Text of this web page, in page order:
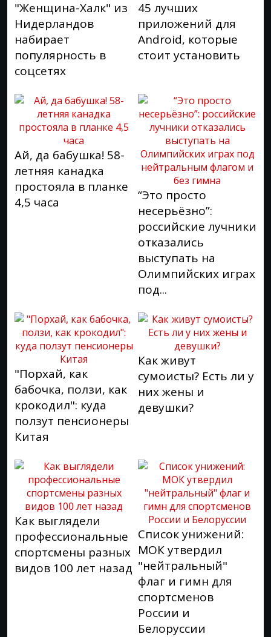
"Женщина-Халк" из
Нидерландов
набирает
популярность в
соцсетях
45 лучших
приложений для
Android, которые
стоит установить
Ай, да бабушка! 58-
летняя канадка
простояла в планке
4,5 часа
“Это просто
несерьёзно”:
российские лучники
отказались
выступать на
Олимпийских играх
под...
"Порхай, как
бабочка, ползи, как
крокодил": куда
ползут пенсионеры
Китая
Как живут
сумоисты? Есть ли у
них жены и
девушки?
Как выглядели
профессиональные
спортсмены разных
видов 100 лет назад
Список унижений:
МОК утвердил
"нейтральный"
флаг и гимн для
спортсменов
России и
Белоруссии